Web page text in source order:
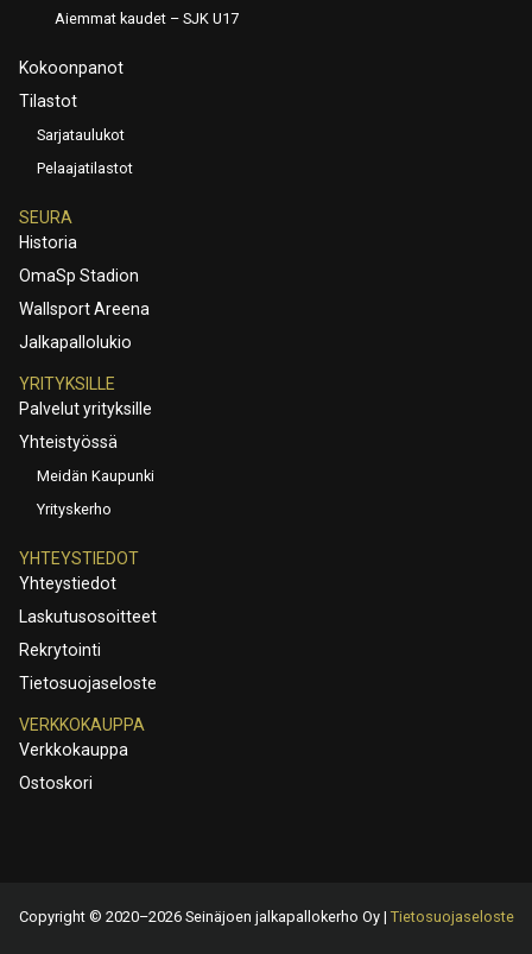
Aiemmat kaudet – SJK U17
Kokoonpanot
Tilastot
Sarjataulukot
Pelaajatilastot
SEURA
Historia
OmaSp Stadion
Wallsport Areena
Jalkapallolukio
YRITYKSILLE
Palvelut yrityksille
Yhteistyössä
Meidän Kaupunki
Yrityskerho
YHTEYSTIEDOT
Yhteystiedot
Laskutusosoitteet
Rekrytointi
Tietosuojaseloste
VERKKOKAUPPA
Verkkokauppa
Ostoskori
Copyright © 2020–2026 Seinäjoen jalkapallokerho Oy | Tietosuojaseloste